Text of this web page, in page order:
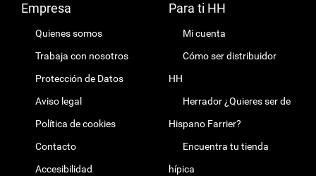
Empresa
Quienes somos
Trabaja con nosotros
Protección de Datos
Aviso legal
Política de cookies
Contacto
Accesibilidad
Para ti HH
Mi cuenta
Cómo ser distribuidor
HH
Herrador ¿Quieres ser de
Hispano Farrier?
Encuentra tu tienda
hípica